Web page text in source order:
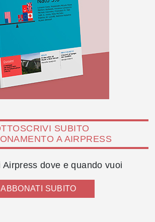
SUBITO
A AIRPRESS
Airpress dove e quando vuoi
ABBONATI SUBITO